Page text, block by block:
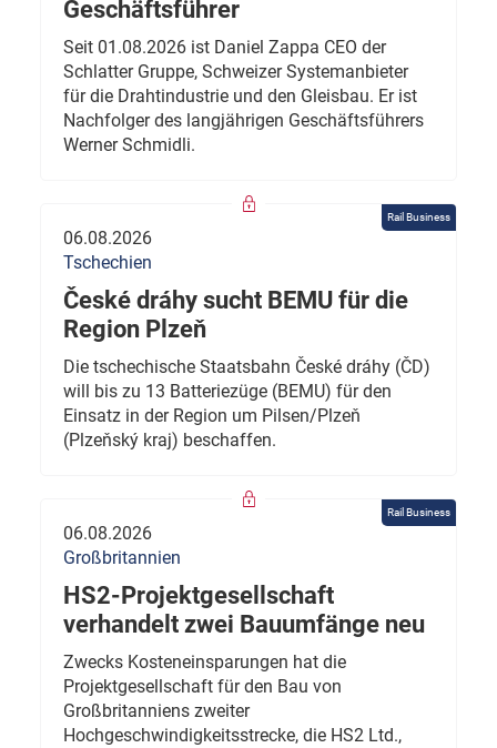
Geschäftsführer
Seit 01.08.2026 ist Daniel Zappa CEO der
Schlatter Gruppe, Schweizer Systemanbieter
für die Drahtindustrie und den Gleisbau. Er ist
Nachfolger des langjährigen Geschäftsführers
Werner Schmidli.
Rail Business
06.08.2026
Tschechien
České dráhy sucht BEMU für die
Region Plzeň
Die tschechische Staatsbahn České dráhy (ČD)
will bis zu 13 Batteriezüge (BEMU) für den
Einsatz in der Region um Pilsen/Plzeň
(Plzeňský kraj) beschaffen.
Rail Business
06.08.2026
Großbritannien
HS2-Projektgesellschaft
verhandelt zwei Bauumfänge neu
Zwecks Kosteneinsparungen hat die
Projektgesellschaft für den Bau von
Großbritanniens zweiter
Hochgeschwindigkeitsstrecke, die HS2 Ltd.,